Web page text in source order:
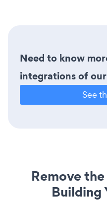
Need to know
integrations of
See
Remove
Building